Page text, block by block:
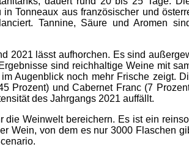
Tonneaux aus französischer und
Tannine, Säure und Aromen
2021 lässt aufhorchen. Es sind
sind reichhaltige Weine mit
Augenblick noch mehr Frische zeigt.
Prozent) und Cabernet Franc (7
des Jahrgangs 2021 auffällt.
Weinwelt bereichern. Es ist ein
Wein, von dem es nur 3000 Flaschen